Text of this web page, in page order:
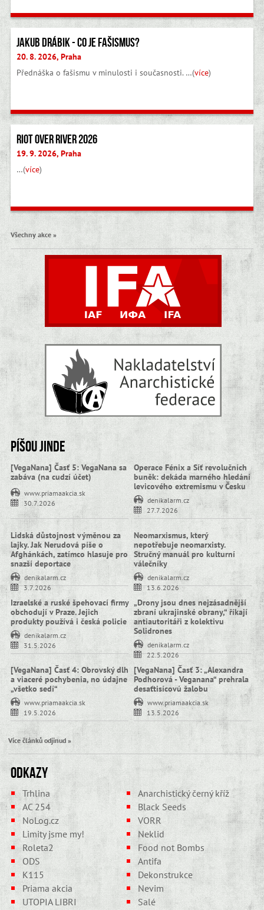
Jakub Drábik - Co je fašismus?
20. 8. 2026, Praha
Přednáška o fašismu v minulosti i současnosti. …(více)
Riot Over River 2026
19. 9. 2026, Praha
…(více)
Všechny akce »
Píšou jinde
[VegaNana] Časť 5: VegaNana sa
zabáva (na cudzí účet)
www.priamaakcia.sk
30.7.2026
Operace Fénix a Síť revolučních
buněk: dekáda marného hledání
levicového extremismu v Česku
denikalarm.cz
27.7.2026
Lidská důstojnost výměnou za
lajky. Jak Nerudová píše o
Afghánkách, zatímco hlasuje pro
snazší deportace
denikalarm.cz
3.7.2026
Neomarxismus, který
nepotřebuje neomarxisty.
Stručný manuál pro kulturní
válečníky
denikalarm.cz
13.6.2026
Izraelské a ruské špehovací firmy
obchodují v Praze. Jejich
produkty používá i česká policie
denikalarm.cz
31.5.2026
„Drony jsou dnes nejzásadnější
zbraní ukrajinské obrany,“ říkají
antiautoritáři z kolektivu
Solidrones
denikalarm.cz
22.5.2026
[VegaNana] Časť 4: Obrovský dlh
a viaceré pochybenia, no údajne
„všetko sedí“
www.priamaakcia.sk
19.5.2026
[VegaNana] Časť 3: „Alexandra
Podhorová - Veganana“ prehrala
desaťtisícovú žalobu
www.priamaakcia.sk
13.5.2026
Více článků odjinud »
Odkazy
Trhlina
Anarchistický černý kříž
AC 254
Black Seeds
NoLog.cz
VORR
Limity jsme my!
Neklid
Roleta2
Food not Bombs
ODS
Antifa
K115
Dekonstrukce
Priama akcia
Nevim
UTOPIA LIBRI
Salé